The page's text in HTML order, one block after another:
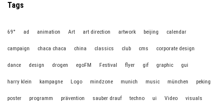
Tags
69° ad animation Art art direction artwork beijing calendar
campaign chaca chaca china classics club cms corporate design
dance design drogen egoFM Festival flyer gif graphic gui
harry klein kampagne Logo mindzone munich music münchen peking
poster programm prävention sauber drauf techno ui Video visuals